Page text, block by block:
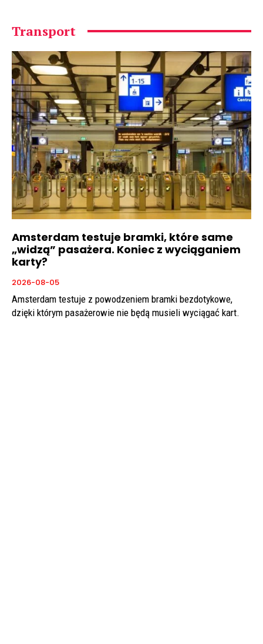
Transport
Amsterdam testuje bramki, które same
„widzą” pasażera. Koniec z wyciąganiem
karty?
2026-08-05
Amsterdam testuje z powodzeniem bramki bezdotykowe,
dzięki którym pasażerowie nie będą musieli wyciągać kart.